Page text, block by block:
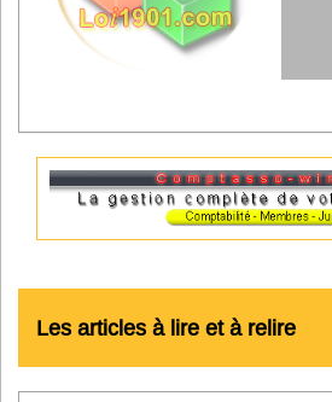
Les articles à lire et à relire